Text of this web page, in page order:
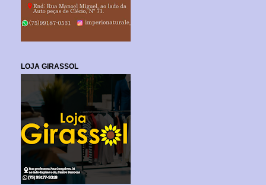
LOJA GIRASSOL